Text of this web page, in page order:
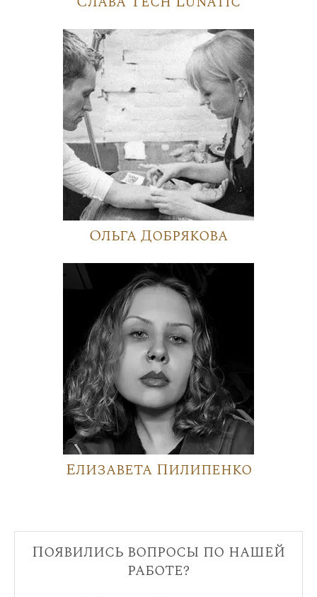
Ольга Добрякова
Елизавета Пилипенко
Появились вопросы по нашей
работе?